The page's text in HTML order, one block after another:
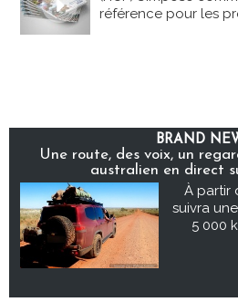
référence pour les
BRAND
Une route, des voix, un
australien en direct
À partir
suivra
5 000